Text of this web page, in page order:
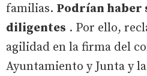
familias. Podrían haber
diligentes . Por ello,
agilidad en la firma del
Ayuntamiento y Junta y